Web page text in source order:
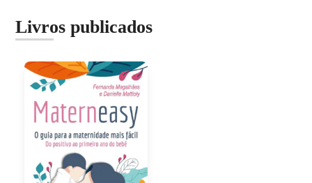
Livros publicados